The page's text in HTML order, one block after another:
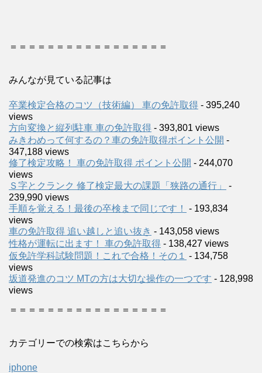
＝＝＝＝＝＝＝＝＝＝＝＝＝＝＝＝＝
みんなが見ている記事は
卒業検定合格のコツ（技術編） 車の免許取得 - 395,240
views
方向変換と縦列駐車 車の免許取得 - 393,801 views
みきわめって何するの？車の免許取得ポイント公開 -
347,188 views
修了検定攻略！ 車の免許取得 ポイント公開 - 244,070
views
Ｓ字とクランク 修了検定最大の課題「狭路の通行」
-
239,990 views
手順を覚える！最後の卒検まで同じです！
- 193,834
views
車の免許取得 追い越しと追い抜き - 143,058 views
性格が運転に出ます！ 車の免許取得 - 138,427 views
仮免許学科試験問題！これで合格！その１
- 134,758
views
坂道発進のコツ MTの方は大切な操作の一つです - 128,998
views
＝＝＝＝＝＝＝＝＝＝＝＝＝＝＝＝＝
カテゴリーでの検索はこちらから
iphone